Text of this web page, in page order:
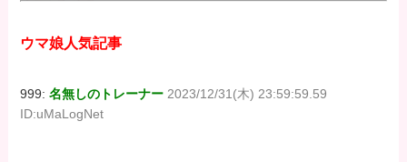
ウマ娘人気記事
999:名無しのトレーナー 2023/12/31(木) 23:59:59.59
ID:uMaLogNet